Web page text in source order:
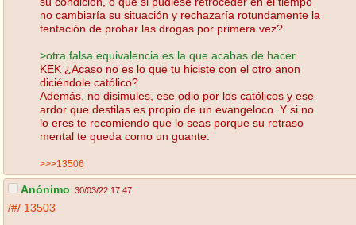
no cambiaría su situación y rechazaría rotundamente la
tentación de probar las drogas por primera vez?
>otra falsa equivalencia es la que acabas de hacer
KEK ¿Acaso no es lo que tu hiciste con el otro anon
diciéndole católico?
Además, no disimules, ese odio por los católicos y ese
ardor que destilas es propio de un evangeloco. Y si no
lo eres te recomiendo que lo seas porque su retraso
mental te queda como un guante.
>>>13506
Anónimo 30/03/22 17:47
/#/ 13503